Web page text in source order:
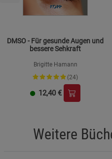
DMSO - Für gesunde Augen und
bessere Sehkraft
Brigitte Hamann
(24)
12,40 €
Weitere